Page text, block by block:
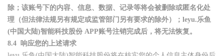
除；该账号下的内容、信息、数据、记录等将会被删除或匿名化处
理（但法律法规另有规定或监管部门另有要求的除外）；leyu.乐鱼
(中国大陆)智能科技股份 APP账号注销完成后，将无法恢复。
8.4 响应您的上述请求